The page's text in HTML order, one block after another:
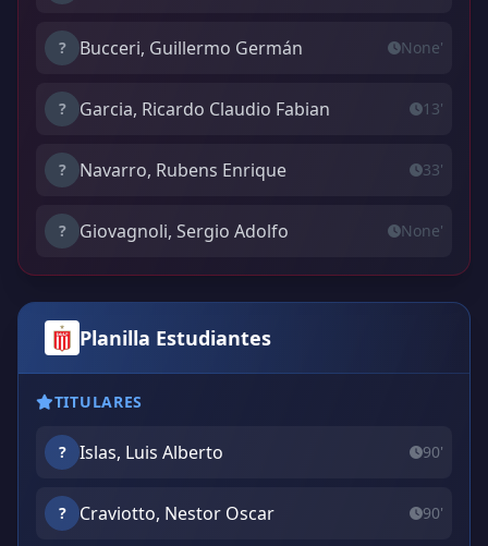
? Bucceri, Guillermo Germán None'
? Garcia, Ricardo Claudio Fabian 13'
? Navarro, Rubens Enrique 33'
? Giovagnoli, Sergio Adolfo None'
Planilla Estudiantes
TITULARES
? Islas, Luis Alberto 90'
? Craviotto, Nestor Oscar 90'